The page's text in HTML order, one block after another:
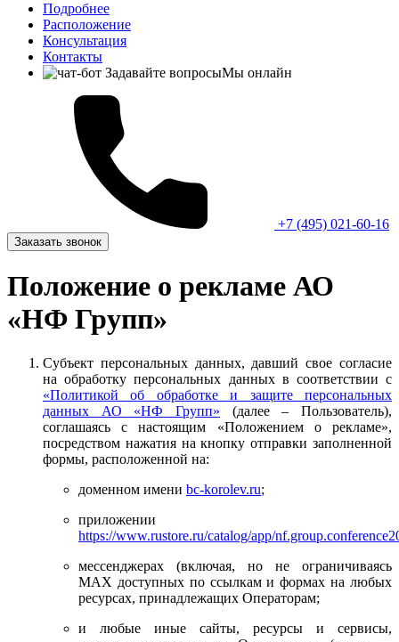
Подробнее
Расположение
Консультация
Контакты
Задавайте вопросыМы онлайн
+7 (495) 021-60-16
Заказать звонок
Положение о рекламе АО
«НФ Групп»
Субъект персональных данных, давший свое согласие
на обработку персональных данных в соответствии с
«Политикой об обработке и защите персональных
данных АО «НФ Групп» (далее – Пользователь),
соглашаясь с настоящим «Положением о рекламе»,
посредством нажатия на кнопку отправки заполненной
формы, расположенной на:
доменном имени bc-korolev.ru;
приложении
https://www.rustore.ru/catalog/app/
мессенджерах (включая, но не ограничиваясь
MAX доступных по ссылкам и формах на любых
ресурсах, принадлежащих Операторам;
и любые иные сайты, ресурсы и сервисы,